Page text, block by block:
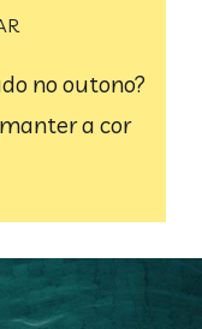
no outono?
a cor